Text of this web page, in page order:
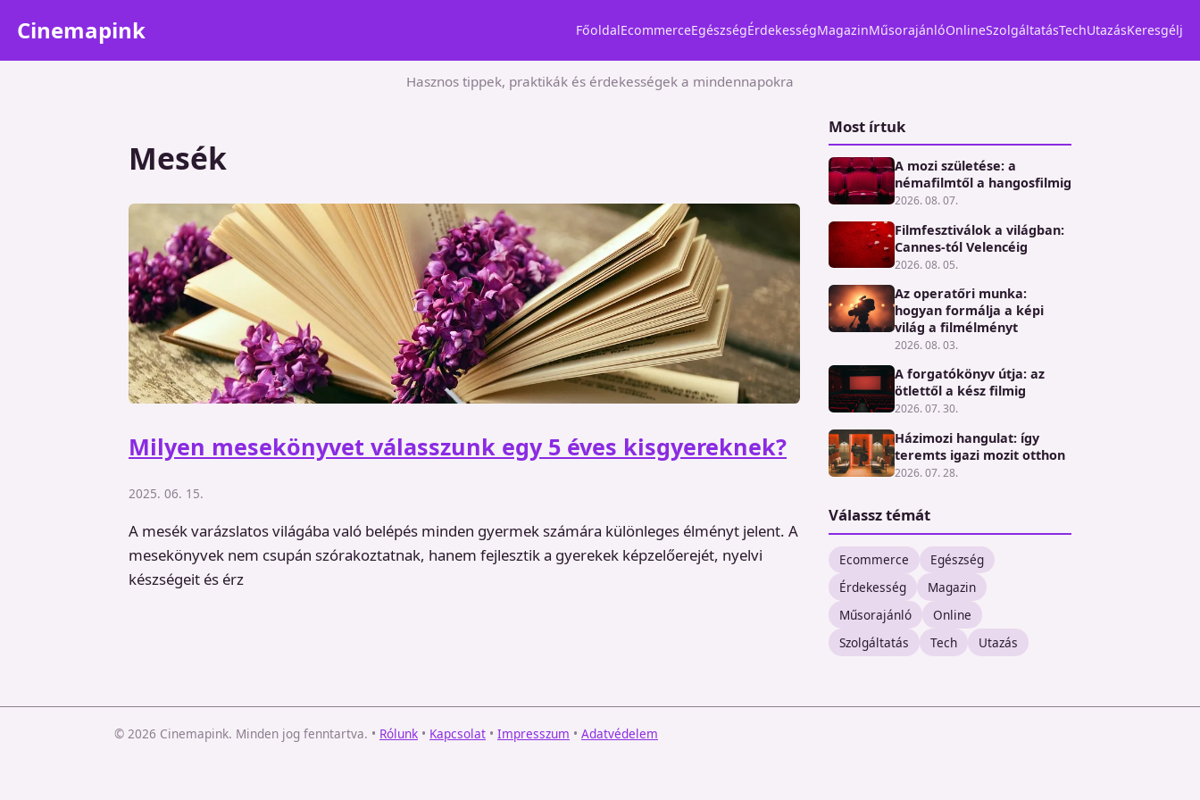
Cinemapink FőoldalEcommerceEgészségÉrdekességMagazinMűsorajánlóOnlineSzolgáltatásTechUtazásKeresgélj
Hasznos tippek, praktikák és érdekességek a mindennapokra
Mesék
Milyen mesekönyvet válasszunk egy 5 éves kisgyereknek?
2025. 06. 15.
A mesék varázslatos világába való belépés minden gyermek számára különleges élményt jelent. A
mesekönyvek nem csupán szórakoztatnak, hanem fejlesztik a gyerekek képzelőerejét, nyelvi
készségeit és érz
Most írtuk
A mozi születése: a
némafilmtől a hangosfilmig
2026. 08. 07.
Filmfesztiválok a világban:
Cannes-tól Velencéig
2026. 08. 05.
Az operatőri munka:
hogyan formálja a képi
világ a filmélményt
2026. 08. 03.
A forgatókönyv útja: az
ötlettől a kész filmig
2026. 07. 30.
Házimozi hangulat: így
teremts igazi mozit otthon
2026. 07. 28.
Válassz témát
Ecommerce
Egészség
Érdekesség
Magazin
Műsorajánló
Online
Szolgáltatás
Tech Utazás
© 2026 Cinemapink. Minden jog fenntartva. • Rólunk • Kapcsolat • Impresszum • Adatvédelem